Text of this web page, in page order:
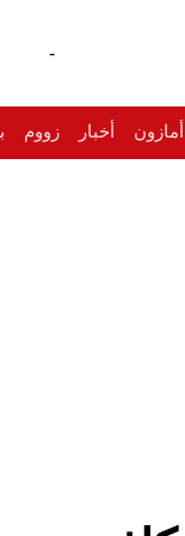
-
أمازون أخبار زووم